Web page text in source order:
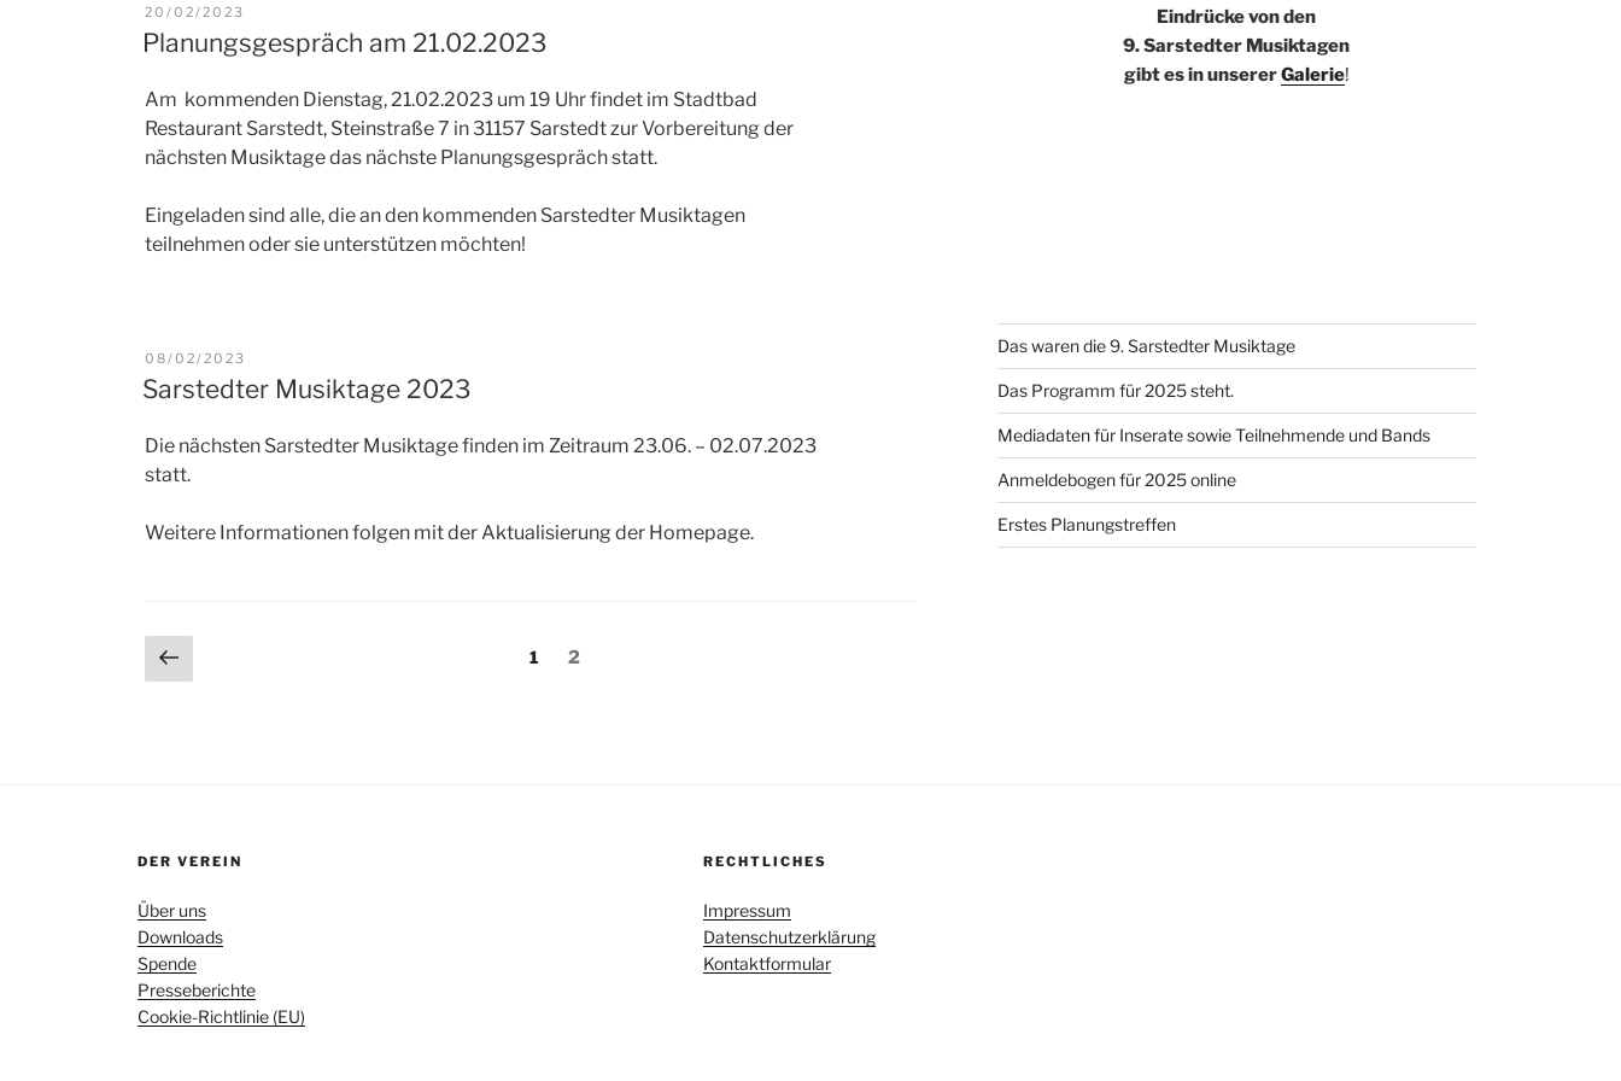
VERÖFFENTLICHT
AM
20/02/2023
Planungsgespräch am 21.02.2023
Am kommenden Dienstag, 21.02.2023 um 19 Uhr findet im Stadtbad
Restaurant Sarstedt, Steinstraße 7 in 31157 Sarstedt zur Vorbereitung der
nächsten Musiktage das nächste Planungsgespräch statt.
Eingeladen sind alle, die an den kommenden Sarstedter Musiktagen
teilnehmen oder sie unterstützen möchten!
VERÖFFENTLICHT
AM
08/02/2023
Sarstedter Musiktage 2023
Die nächsten Sarstedter Musiktage finden im Zeitraum 23.06. – 02.07.2023
statt.
Weitere Informationen folgen mit der Aktualisierung der Homepage.
Vorherige
Seite
Seite
1 Seite
2
Eindrücke von den
9. Sarstedter Musiktagen
gibt es in unsererGalerie!
Das waren die 9. Sarstedter Musiktage
Das Programm für 2025 steht.
Mediadaten für Inserate sowie Teilnehmende und Bands
Anmeldebogen für 2025 online
Erstes Planungstreffen
DER VEREIN
Über uns
Downloads
Spende
Presseberichte
Cookie-Richtlinie (EU)
RECHTLICHES
Impressum
Datenschutzerklärung
Kontaktformular